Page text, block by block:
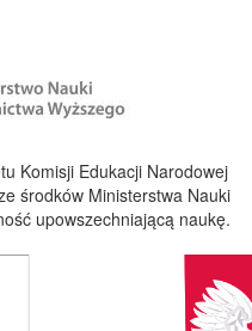
Komisji Edukacji Narodowej
środków Ministerstwa Nauki
upowszechniającą naukę.